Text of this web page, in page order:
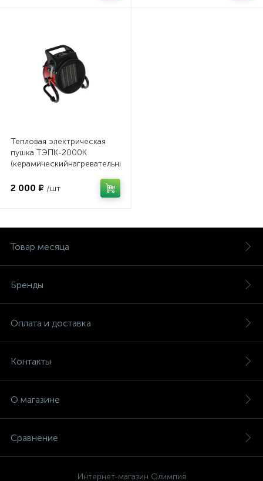
Тепловая электрическая
пушка ТЭПК-2000K
(керамическийнагревательный
67/1/24
2 000 ₽ /шт
Товар месяца
Бренды
Оплата и доставка
Контакты
О магазине
Сравнение
Интернет-магазин Олимпия